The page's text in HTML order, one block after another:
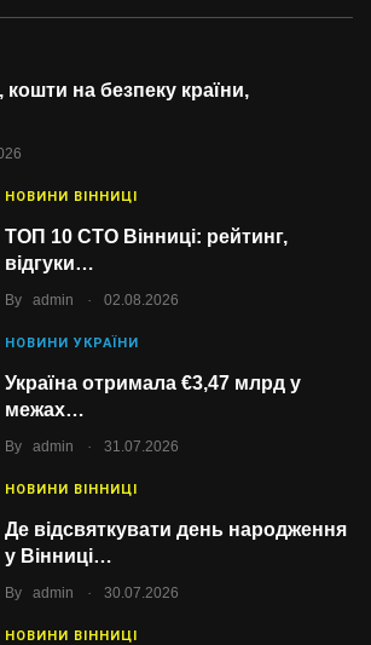
на безпеку країни,
НОВИНИ ВІННИЦІ
ТОП 10 СТО Вінниці: рейтинг,
відгуки…
By admin . 02.08.2026
НОВИНИ УКРАЇНИ
Україна отримала €3,47 млрд у
межах…
By admin . 31.07.2026
НОВИНИ ВІННИЦІ
Де відсвяткувати день народження
у Вінниці…
By admin . 30.07.2026
НОВИНИ ВІННИЦІ